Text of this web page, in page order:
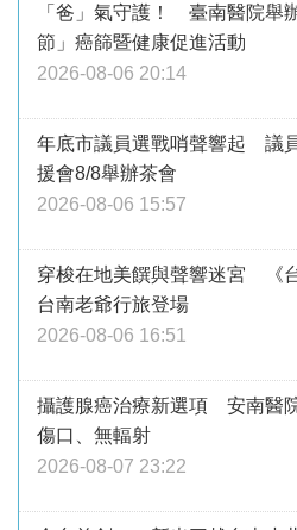
「爸」氣守護！ 臺南醫院舉
節」癌篩暨健康促進活動
2026-08-06 20:14
年底市議員選戰哨聲響起 議
援會8/8舉辦茶會
2026-08-06 15:57
穿梭在地美饌與聲響迷宮 《
台南老爺行旅登場
2026-08-06 16:51
攝護腺癌治療新選項 安南醫
傷口、無輻射
2026-08-07 23:22